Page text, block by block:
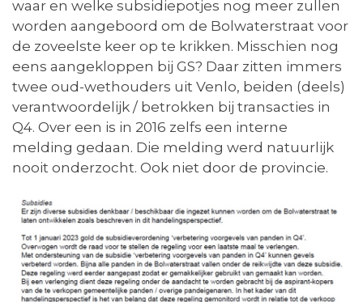
waar en welke subsidiepotjes nog meer zullen
worden aangeboord om de Bolwaterstraat voor
de zoveelste keer op te krikken. Misschien nog
eens aangekloppen bij GS? Daar zitten immers
twee oud-wethouders uit Venlo, beiden (deels)
verantwoordelijk / betrokken bij transacties in
Q4. Over een is in 2016 zelfs een interne
melding gedaan. Die melding werd natuurlijk
nooit onderzocht. Ook niet door de provincie.